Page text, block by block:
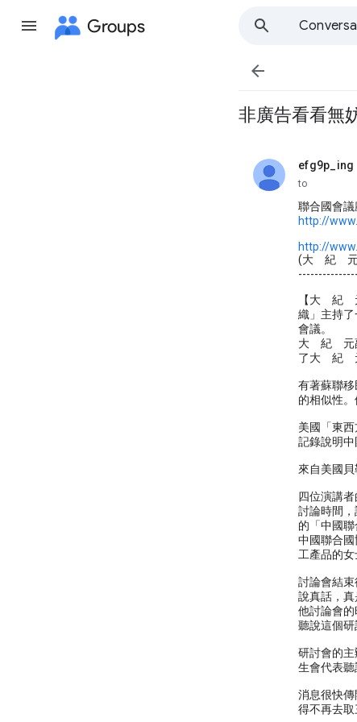
Groups

非廣告看看無
efg9p_ing
unread,
to
聯合國會
http://
http://
(大 紀
【大 紀
織」主持
會議。
大 紀 元副
了大 紀
有著蘇聯
的相似性
美國「東
記錄說明
來自美國
四位演講
討論時間
的「中國
中國聯合
工產品的
討論會結
說真話，
他討論會
聽說這個
研討會的
生會代表
消息很快
得不再去取